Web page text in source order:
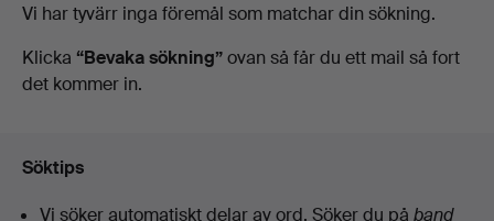
Pågående
auktioner
Vi har tyvärr inga föremål som matchar din sökning.
Klicka “Bevaka sökning”ovan så får du ett mail så fort
det kommer in.
Söktips
Vi söker automatiskt delar av ord. Söker du på band